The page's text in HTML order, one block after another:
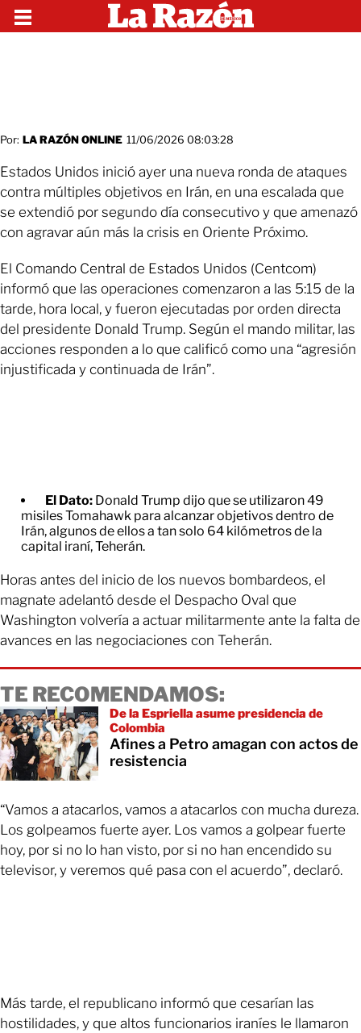
Por: LA RAZÓN ONLINE 11/06/2026 08:03:28
Estados Unidos inició ayer una nueva ronda de ataques
contra múltiples objetivos en Irán, en una escalada que
se extendió por segundo día consecutivo y que amenazó
con agravar aún más la crisis en Oriente Próximo.
El Comando Central de Estados Unidos (Centcom)
informó que las operaciones comenzaron a las 5:15 de la
tarde, hora local, y fueron ejecutadas por orden directa
del presidente Donald Trump. Según el mando militar, las
acciones responden a lo que calificó como una “agresión
injustificada y continuada de Irán”.
El Dato: Donald Trump dijo que se utilizaron 49
misiles Tomahawk para alcanzar objetivos dentro de
Irán, algunos de ellos a tan solo 64 kilómetros de la
capital iraní, Teherán.
Horas antes del inicio de los nuevos bombardeos, el
magnate adelantó desde el Despacho Oval que
Washington volvería a actuar militarmente ante la falta de
avances en las negociaciones con Teherán.
TE RECOMENDAMOS:
De la Espriella asume presidencia de
Colombia
Afines a Petro amagan con actos de
resistencia
“Vamos a atacarlos, vamos a atacarlos con mucha dureza.
Los golpeamos fuerte ayer. Los vamos a golpear fuerte
hoy, por si no lo han visto, por si no han encendido su
televisor, y veremos qué pasa con el acuerdo”, declaró.
Más tarde, el republicano informó que cesarían las
hostilidades, y que altos funcionarios iraníes le llamaron